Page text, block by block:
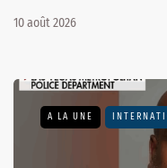
10 août 2026
A LA UNE